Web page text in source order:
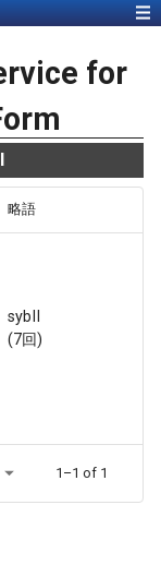
for
略語
sybII
(7回)
1–1 of 1